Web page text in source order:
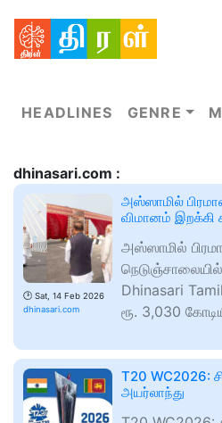
HEADLINES GENRE
dhinasari.com :
🕑 Sat, 14 Feb 2026
dhinasari.com
அஸ்ஸாமில்
விமானம் இறக்கி
அஸ்ஸாமில்
Dhinasari
ரூ. 3,030
T20 WC2026:
அயர்லாந்து